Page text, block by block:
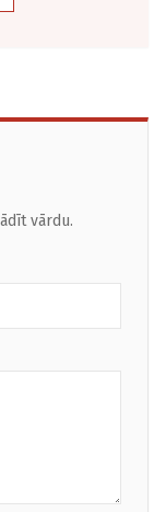
vārdu.